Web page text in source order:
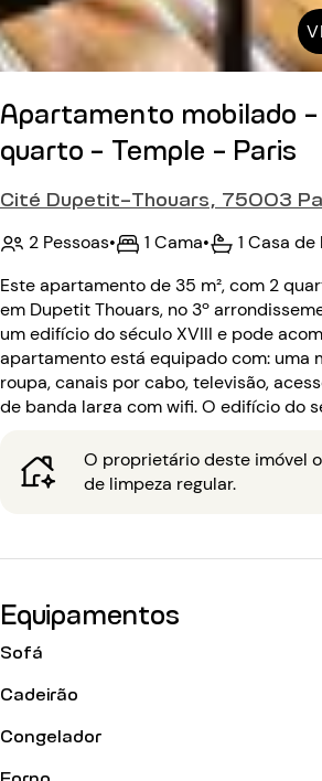
Apartamento mobilado -
quarto - Temple - Paris
Cité Dupetit-Thouars, 75003
2 Pessoas• 1 Cama• 1 Casa
Este apartamento de 35 m², com 2
em Dupetit Thouars, no 3º
um edifício do século XVIII e pode
apartamento está equipado com: uma
roupa, canais por cabo, televisão,
de banda larga com wifi. O edifício do século XVIII está
O proprietário deste imóvel
de limpeza regular.
Equipamentos
Sofá
Cadeirão
Congelador